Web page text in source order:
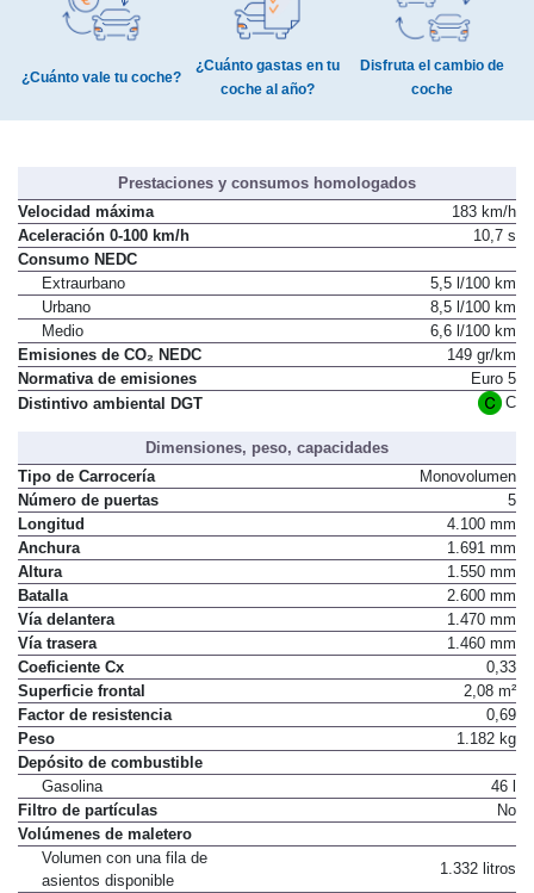
¿Cuánto vale tu coche?
¿Cuánto gastas en tu
coche al año?
Disfruta el cambio de
coche
Prestaciones y consumos homologados
Velocidad máxima
183 km/h
Aceleración 0-100 km/h
10,7 s
Consumo NEDC
Extraurbano
5,5 l/100 km
Urbano
8,5 l/100 km
Medio
6,6 l/100 km
Emisiones de CO₂ NEDC
149 gr/km
Normativa de emisiones
Euro 5
Distintivo ambiental DGT
C
Dimensiones, peso, capacidades
Tipo de Carrocería
Monovolumen
Número de puertas
5
Longitud
4.100 mm
Anchura
1.691 mm
Altura
1.550 mm
Batalla
2.600 mm
Vía delantera
1.470 mm
Vía trasera
1.460 mm
Coeficiente Cx
0,33
Superficie frontal
2,08 m²
Factor de resistencia
0,69
Peso
1.182 kg
Depósito de combustible
Gasolina
46 l
Filtro de partículas
No
Volúmenes de maletero
Volumen con una fila de
asientos disponible
1.332 litros